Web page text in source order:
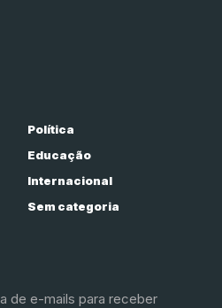
Política
Educação
Internacional
Sem categoria
de e-mails para receber